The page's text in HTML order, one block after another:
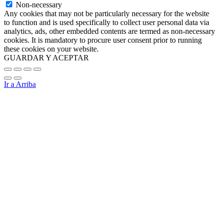
Non-necessary
Any cookies that may not be particularly necessary for the website
to function and is used specifically to collect user personal data via
analytics, ads, other embedded contents are termed as non-necessary
cookies. It is mandatory to procure user consent prior to running
these cookies on your website.
GUARDAR Y ACEPTAR
Ir a Arriba